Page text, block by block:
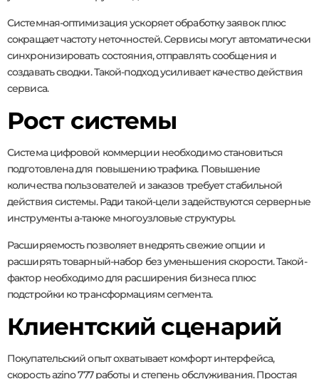
Системная-оптимизация ускоряет обработку заявок плюс
сокращает частоту неточностей. Сервисы могут автоматически
синхронизировать состояния, отправлять сообщения и
создавать сводки. Такой-подход усиливает качество действия
сервиса.
Рост системы
Система цифровой коммерции необходимо становиться
подготовлена для повышению трафика. Повышение
количества пользователей и заказов требует стабильной
действия системы. Ради такой-цели задействуются серверные
инструменты а-также многоузловые структуры.
Расширяемость позволяет внедрять свежие опции и
расширять товарный-набор без уменьшения скорости. Такой-
фактор необходимо для расширения бизнеса плюс
подстройки ко трансформациям сегмента.
Клиентский сценарий
Покупательский опыт охватывает комфорт интерфейса,
скорость azino 777 работы и степень обслуживания. Простая